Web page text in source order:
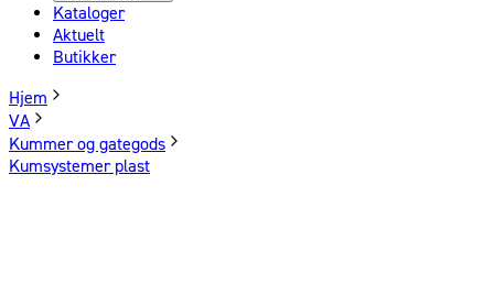
Kataloger
Aktuelt
Butikker
Hjem
VA
Kummer og gategods
Kumsystemer plast